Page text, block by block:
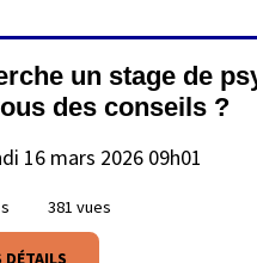
un stage de
des conseils ?
16 mars 2026 09h01
381 vues
DÉTAILS